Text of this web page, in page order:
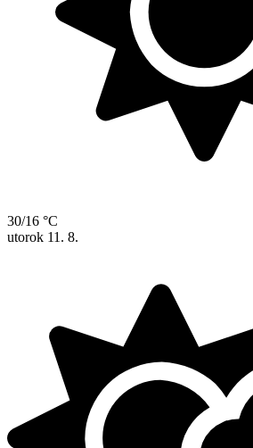
30/16 °C
utorok 11. 8.